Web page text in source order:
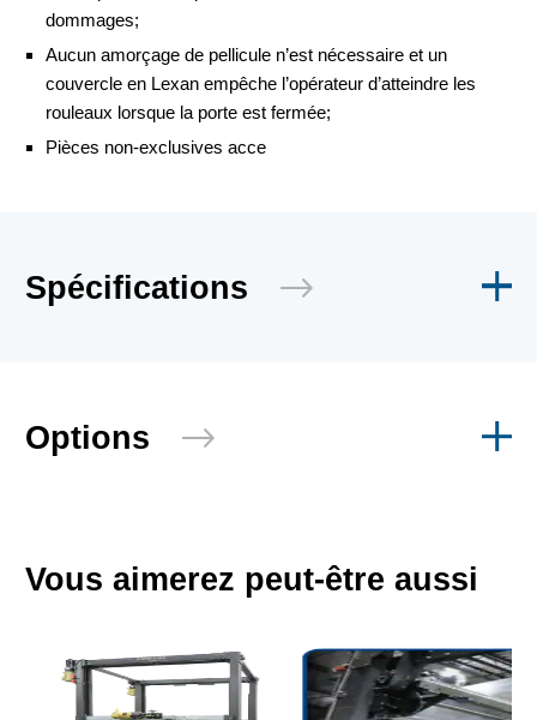
dommages;
Aucun amorçage de pellicule n’est nécessaire et un
couvercle en Lexan empêche l’opérateur d’atteindre les
rouleaux lorsque la porte est fermée;
Pièces non-exclusives acce
Spécifications
Options
Vous aimerez peut-être aussi